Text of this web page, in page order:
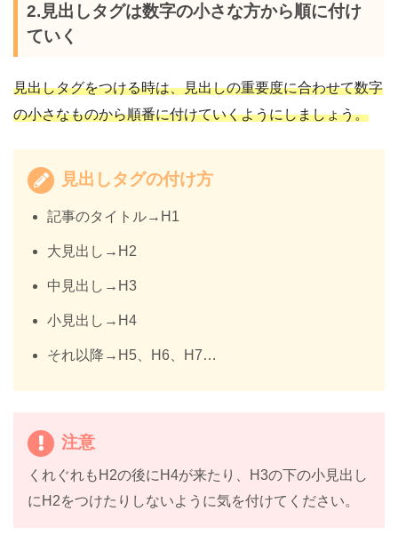
2.見出しタグは数字の小さな方から順に付け
ていく
見出しタグをつける時は、見出しの重要度に合わせて数字
の小さなものから順番に付けていくようにしましょう。
見出しタグの付け方
記事のタイトル→H1
大見出し→H2
中見出し→H3
小見出し→H4
それ以降→H5、H6、H7…
注意
くれぐれもH2の後にH4が来たり、H3の下の小見出し
にH2をつけたりしないように気を付けてください。